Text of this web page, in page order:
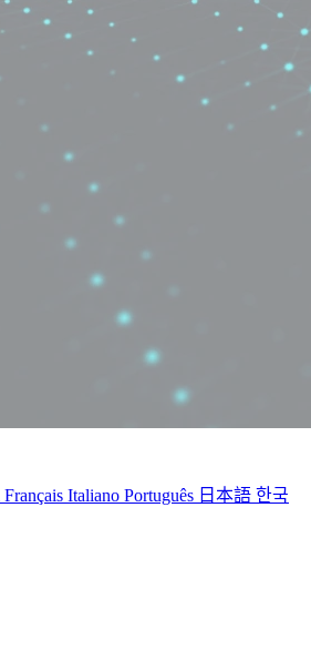
Français Italiano Português 日本語 한국